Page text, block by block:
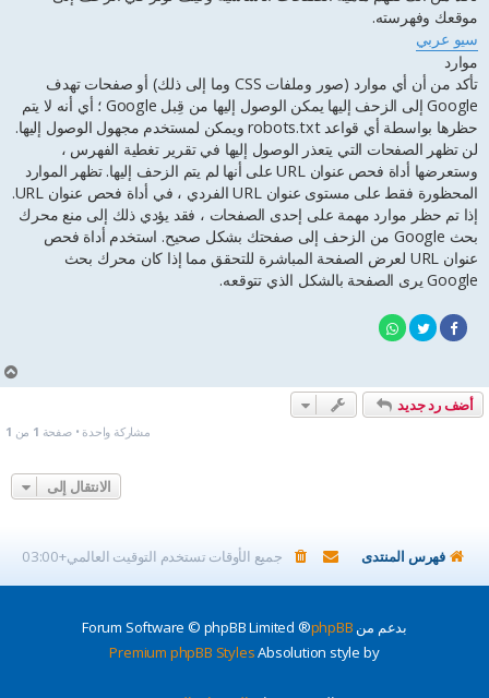
موقعك وفهرسته.
سيو عربي
موارد
تأكد من أن أي موارد (صور وملفات CSS وما إلى ذلك) أو صفحات تهدف
Google إلى الزحف إليها يمكن الوصول إليها من قِبل Google ؛ أي أنه لا يتم
حظرها بواسطة أي قواعد robots.txt ويمكن لمستخدم مجهول الوصول إليها.
لن تظهر الصفحات التي يتعذر الوصول إليها في تقرير تغطية الفهرس ،
وستعرضها أداة فحص عنوان URL على أنها لم يتم الزحف إليها. تظهر الموارد
المحظورة فقط على مستوى عنوان URL الفردي ، في أداة فحص عنوان URL.
إذا تم حظر موارد مهمة على إحدى الصفحات ، فقد يؤدي ذلك إلى منع محرك
بحث Google من الزحف إلى صفحتك بشكل صحيح. استخدم أداة فحص
عنوان URL لعرض الصفحة المباشرة للتحقق مما إذا كان محرك بحث
Google يرى الصفحة بالشكل الذي تتوقعه.
أضف رد جديد
مشاركة واحدة • صفحة 1 من 1
الانتقال إلى
فهرس المنتدى جميع الأوقات تستخدم التوقيت العالمي+03:00
بدعم من phpBB
® Forum Software © phpBB Limited
Absolution style by
Premium phpBB Styles